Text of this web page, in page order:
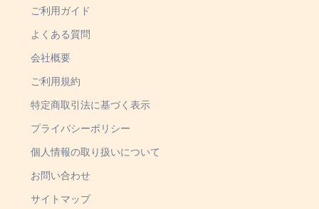
ご利用ガイド
よくある質問
会社概要
ご利用規約
特定商取引法に基づく表示
プライバシーポリシー
個人情報の取り扱いについて
お問い合わせ
サイトマップ